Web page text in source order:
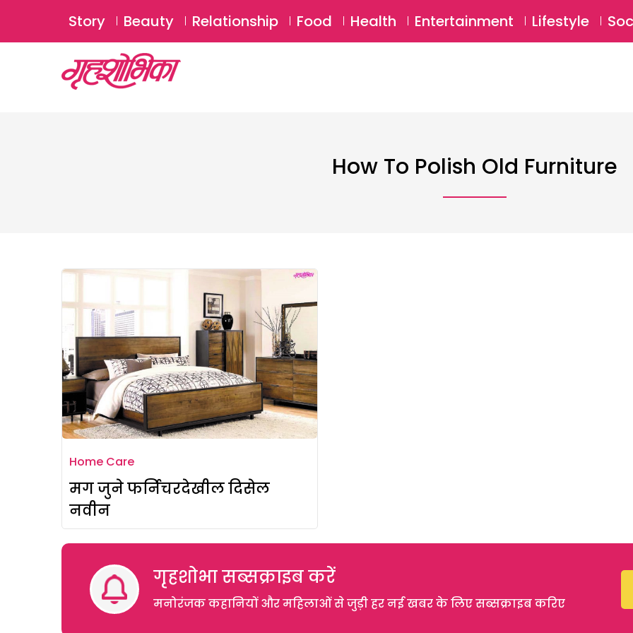
Story Beauty Relationship Food Health Entertainment Lifestyle
How To Polish Old Furniture
Home Care
मग जुने फर्निचरदेखील दिसेल
नवीन
गृहशोभा सब्सक्राइब करें
मनोरंजक कहानियों और महिलाओं से जुड़ी हर नई खबर के लिए सब्सक्राइब करिए